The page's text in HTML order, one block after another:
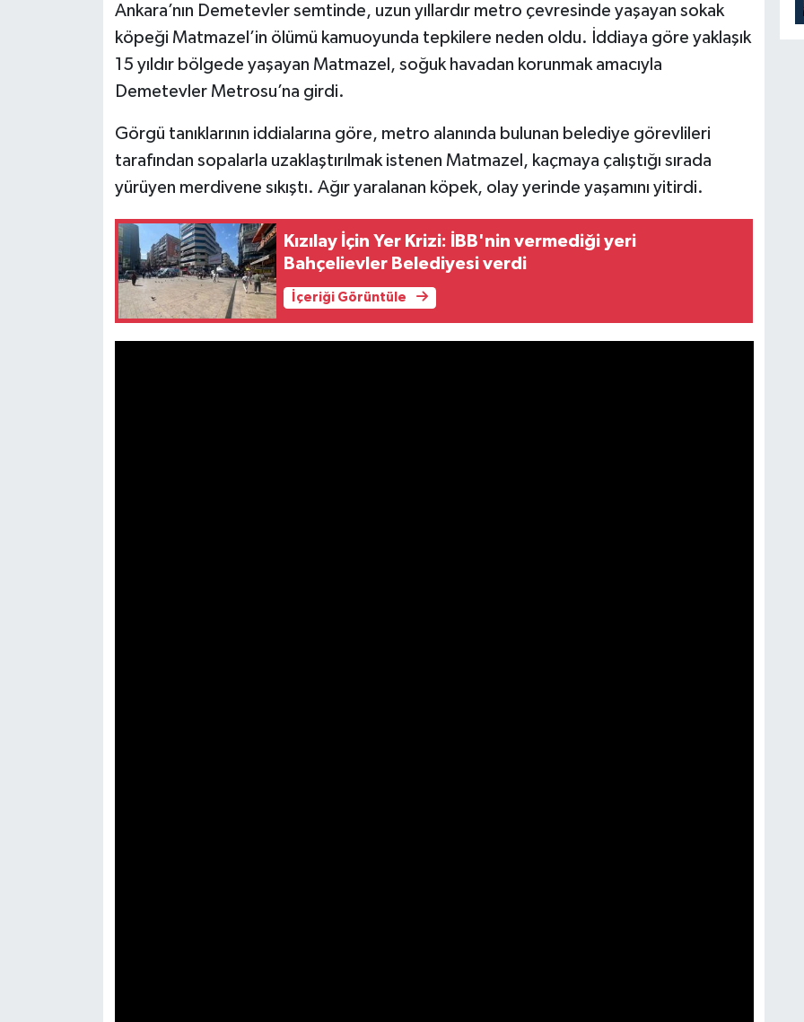
Ankara’nın Demetevler semtinde, uzun yıllardır metro çevresinde yaşayan sokak
köpeği Matmazel’in ölümü kamuoyunda tepkilere neden oldu. İddiaya göre yaklaşık
15 yıldır bölgede yaşayan Matmazel, soğuk havadan korunmak amacıyla
Demetevler Metrosu’na girdi.
Görgü tanıklarının iddialarına göre, metro alanında bulunan belediye görevlileri
tarafından sopalarla uzaklaştırılmak istenen Matmazel, kaçmaya çalıştığı sırada
yürüyen merdivene sıkıştı. Ağır yaralanan köpek, olay yerinde yaşamını yitirdi.
Kızılay İçin Yer Krizi: İBB'nin vermediği yeri
Bahçelievler Belediyesi verdi
İçeriği Görüntüle